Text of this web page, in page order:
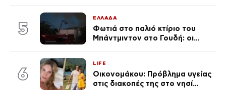
5
ΕΛΛΑΔΑ
Φωτιά στο παλιό κτίριο του
Μπάντμιντον στο Γουδή: οι
πλήθος ελλείψεων και σοβαρών
κενών»
6
LIFE
Οικονομάκου: Πρόβλημα υγείας
στις διακοπές της στο νησί